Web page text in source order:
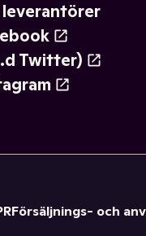
leverantörer
Twitter)
Försäljnings- och